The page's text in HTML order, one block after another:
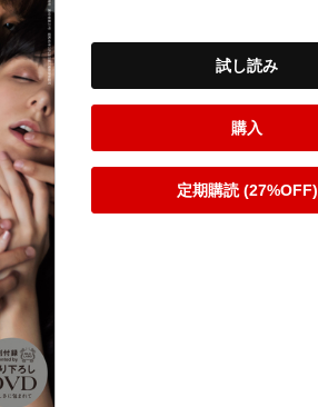
試し読み
購入
定期購読 (27%OFF)